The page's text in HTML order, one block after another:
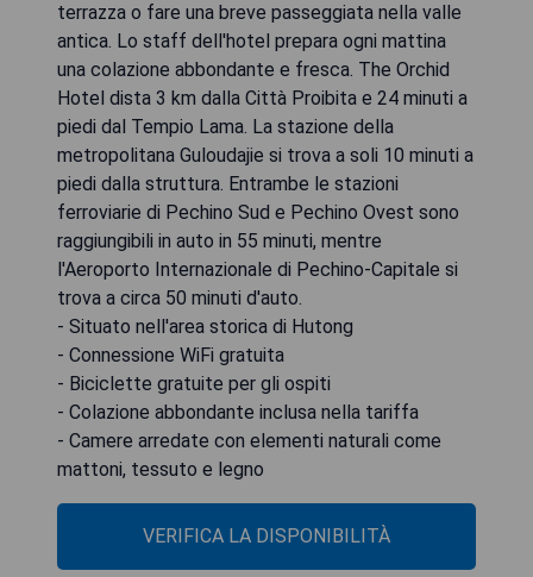
terrazza o fare una breve passeggiata nella valle
antica. Lo staff dell'hotel prepara ogni mattina
una colazione abbondante e fresca. The Orchid
Hotel dista 3 km dalla Città Proibita e 24 minuti a
piedi dal Tempio Lama. La stazione della
metropolitana Guloudajie si trova a soli 10 minuti a
piedi dalla struttura. Entrambe le stazioni
ferroviarie di Pechino Sud e Pechino Ovest sono
raggiungibili in auto in 55 minuti, mentre
l'Aeroporto Internazionale di Pechino-Capitale si
trova a circa 50 minuti d'auto.
- Situato nell'area storica di Hutong
- Connessione WiFi gratuita
- Biciclette gratuite per gli ospiti
- Colazione abbondante inclusa nella tariffa
- Camere arredate con elementi naturali come
mattoni, tessuto e legno
VERIFICA LA DISPONIBILITÀ